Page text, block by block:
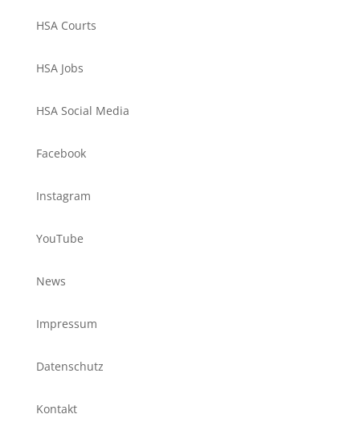
HSA Courts
HSA Jobs
HSA Social Media
Facebook
Instagram
YouTube
News
Impressum
Datenschutz
Kontakt